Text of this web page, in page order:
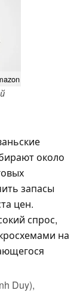
около
запасы
цен.
спрос,
на
Duy),